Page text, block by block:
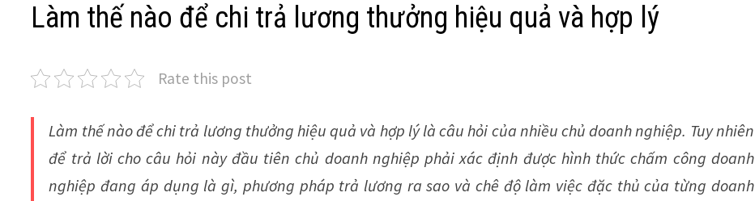
Làm thế nào để chi trả lương thưởng hiệu quả và hợp lý
Rate this post
Làm thế nào để chi trả lương thưởng hiệu quả và hợp lý là câu hỏi của nhiều chủ doanh nghiệp. Tuy nhiên
để trả lời cho câu hỏi này đầu tiên chủ doanh nghiệp phải xác định được hình thức chấm công doanh
nghiệp đang áp dụng là gì, phương pháp trả lương ra sao và chê độ làm việc đặc thủ của từng doanh